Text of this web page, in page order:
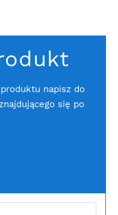
napisz do
się po